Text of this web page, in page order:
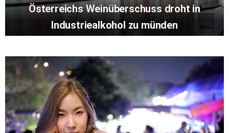
Österreichs Weinüberschuss droht in
Industriealkohol zu münden